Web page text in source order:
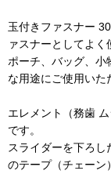
玉付きファスナー
ァスナーとしてよく
ポーチ、バッグ、小
な用途にご使用いた
エレメント（務歯
です。
スライダーを下ろ
のテープ（チェーン